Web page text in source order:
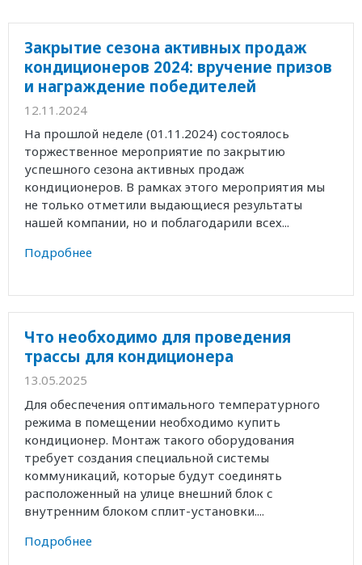
Закрытие сезона активных продаж
кондиционеров 2024: вручение призов
и награждение победителей
12.11.2024
На прошлой неделе (01.11.2024) состоялось
торжественное мероприятие по закрытию
успешного сезона активных продаж
кондиционеров. В рамках этого мероприятия мы
не только отметили выдающиеся результаты
нашей компании, но и поблагодарили всех...
Подробнее
Что необходимо для проведения
трассы для кондиционера
13.05.2025
Для обеспечения оптимального температурного
режима в помещении необходимо купить
кондиционер. Монтаж такого оборудования
требует создания специальной системы
коммуникаций, которые будут соединять
расположенный на улице внешний блок с
внутренним блоком сплит-установки....
Подробнее